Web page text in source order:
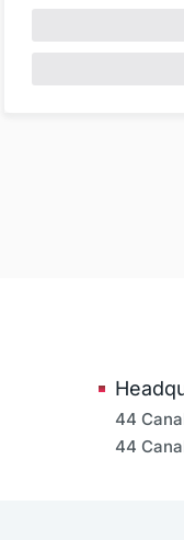
44
44